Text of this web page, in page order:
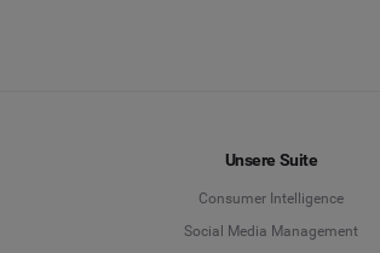
Unsere Suite
Consumer Intelligence
Social Media Management